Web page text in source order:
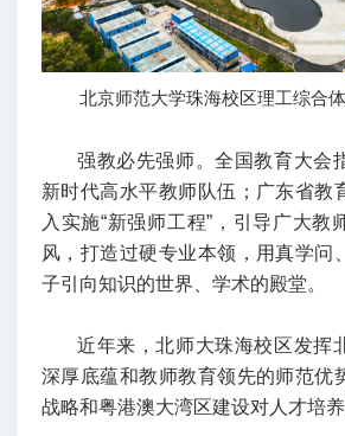
北京师范大学珠海校区理工综合
强教必先强师。全国教育大会
新时代高水平教师队伍；广东省教
入实施“新强师工程”，引导广大教
风，打造过硬专业本领，用真学问
子引向知识的世界、学术的殿堂。
近年来，北师大珠海校区发挥
深厚底蕴和教师教育领先的师范优
战略和粤港澳大湾区建设对人才培